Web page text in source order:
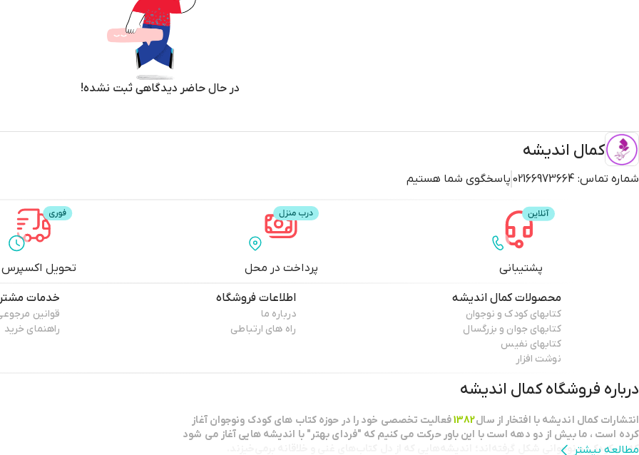
در حال حاضر دیدگاهی ثبت نشده!
کمال اندیشه
شماره تماس: 02166973664 پاسخگوی شما هستیم
پشتیبانی پرداخت در محل تحویل اکسپرس
محصولاتکمال اندیشه
کتابهای کودک و نوجوان
کتابهای جوان و بزرگسال
کتابهای نفیس
نوشت افزار
اطلاعات فروشگاه
درباره ما
راه های ارتباطی
خدمات
قوانین
راهنمای خرید
درباره فروشگاهکمال اندیشه
انتشارات كمال انديشه با افتخار از سال1382فعاليت تخصصي خود را در حوزه كتاب هاي كودك ونوجوان آغاز
كرده است ، ما بيش از دو دهه است با اين باور حركت مي كنيم كه "فرداي بهتر" با انديشه هايي آغاز مي شود
كه در كودكي و نوجواني شكل گرفته‌اند؛ اندیشه‌هایی که از دل کتاب‌های غنی و خلاقانه برمی‌خیزند.
مطالعه بیشتر